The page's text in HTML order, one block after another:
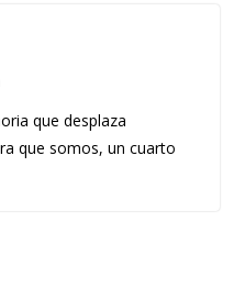
que desplaza
que somos, un cuarto